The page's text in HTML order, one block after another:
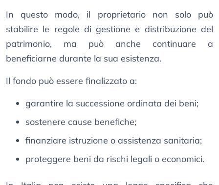
In questo modo, il proprietario non solo può
stabilire le regole di gestione e distribuzione del
patrimonio, ma può anche continuare a
beneficiarne durante la sua esistenza.
Il fondo può essere finalizzato a:
garantire la successione ordinata dei beni;
sostenere cause benefiche;
finanziare istruzione o assistenza sanitaria;
proteggere beni da rischi legali o economici.